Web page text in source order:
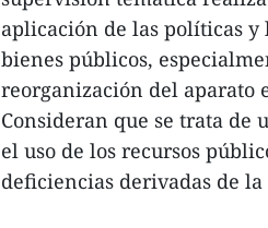
aplicación de las políticas y
bienes públicos,
reorganización del aparato
Consideran que se trata de
el uso de los recursos
deficiencias derivadas de